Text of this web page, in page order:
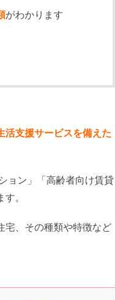
がわかります
活支援サービスを備えた
ョン」「高齢者向け賃貸
。
宅、その種類や特徴など